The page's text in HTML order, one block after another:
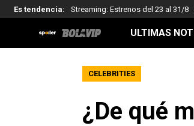
Es tendencia: Streaming: Estrenos del 23 al 31/8
ULTIMAS
CELEBRITIES
¿De qué